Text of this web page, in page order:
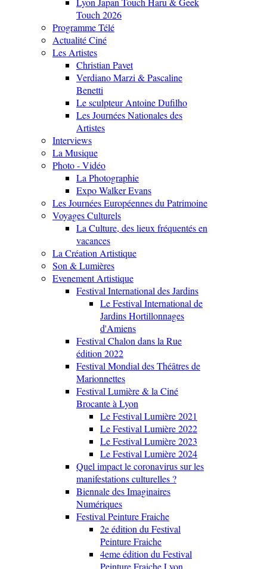
Touch 2026
Programme Télé
Actualité Ciné
Les Artistes
Christian Pavet
Verdiano Marzi & Pascaline
Benetti
Le sculpteur Antoine Dufilho
Les Journées Nationales des
Artistes
Interviews
La Musique
Photo - Vidéo
La Photographie
Expo Walker Evans
Les Journées Européennes du Patrimoine
Voyages Culturels
La Culture, des lieux fréquentés en
vacances
La Création Artistique
Son & Lumières
Evenement Artistique
Festival International des Jardins
Le Festival International de
Jardins Hortillonnages
d'Amiens
Festival Chalon dans la Rue
édition 2022
Festival Mondial des Théâtres de
Marionnettes
Festival Lumière & la Ciné
Brocante à Lyon
Le Festival Lumière 2021
Le Festival Lumière 2022
Le Festival Lumière 2023
Le Festival Lumière 2024
Quel impact le coronavirus sur les
manifestations culturelles ?
Biennale des Imaginaires
Numériques
Festival Peinture Fraiche
2e édition du Festival
Peinture Fraiche
4eme édition du Festival